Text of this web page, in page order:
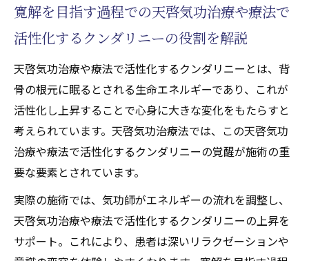
寛解を目指す過程での天啓気功治療や療法で
活性化するクンダリニーの役割を解説
天啓気功治療や療法で活性化するクンダリニーとは、背
骨の根元に眠るとされる生命エネルギーであり、これが
活性化し上昇することで心身に大きな変化をもたらすと
考えられています。天啓気功治療法では、この天啓気功
治療や療法で活性化するクンダリニーの覚醒が施術の重
要な要素とされています。
実際の施術では、気功師がエネルギーの流れを調整し、
天啓気功治療や療法で活性化するクンダリニーの上昇を
サポート。これにより、患者は深いリラクゼーションや